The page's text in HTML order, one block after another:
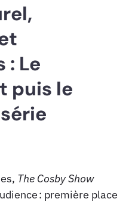
: Le
puis le
The Cosby Show
: première place